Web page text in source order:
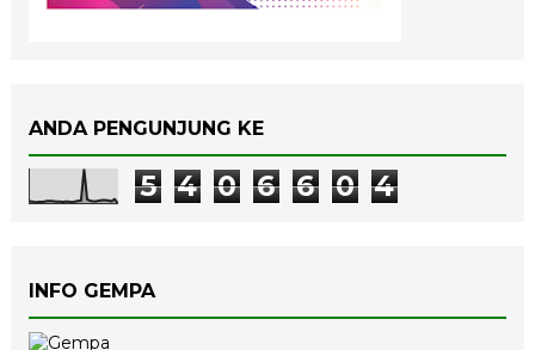
ANDA PENGUNJUNG KE
5 4 0 6 6 0 4
INFO GEMPA